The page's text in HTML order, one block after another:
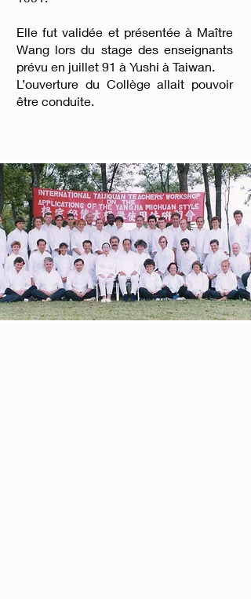
Elle fut validée et présentée à Maître
Wang lors du stage des enseignants
prévu en juillet 91 à Yushi à Taiwan.
L’ouverture du Collège allait pouvoir
être conduite.